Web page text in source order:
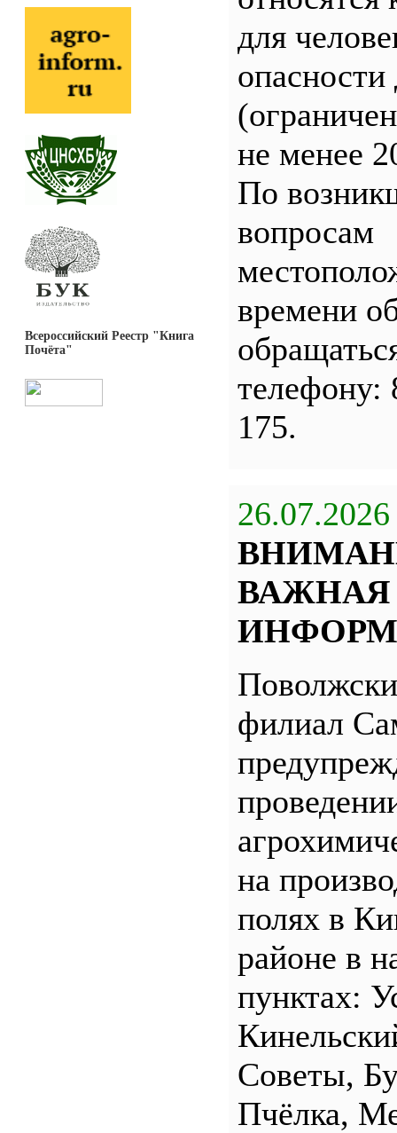
Всероссийский Реестр "Книга
Почёта"
для
опасности
не менее
По
вопросам
времени
телефону:
175.
26.07.2026
ВАЖНАЯ
филиал
на
полях в
районе в
пунктах:
Советы,
Пчёлка,